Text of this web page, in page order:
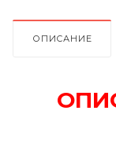
ОПИСАНИЕ